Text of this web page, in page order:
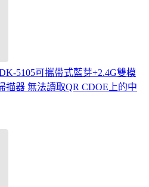
5105可攜帶式藍芽+2.4G雙模
描器 無法讀取QR CDOE上的中